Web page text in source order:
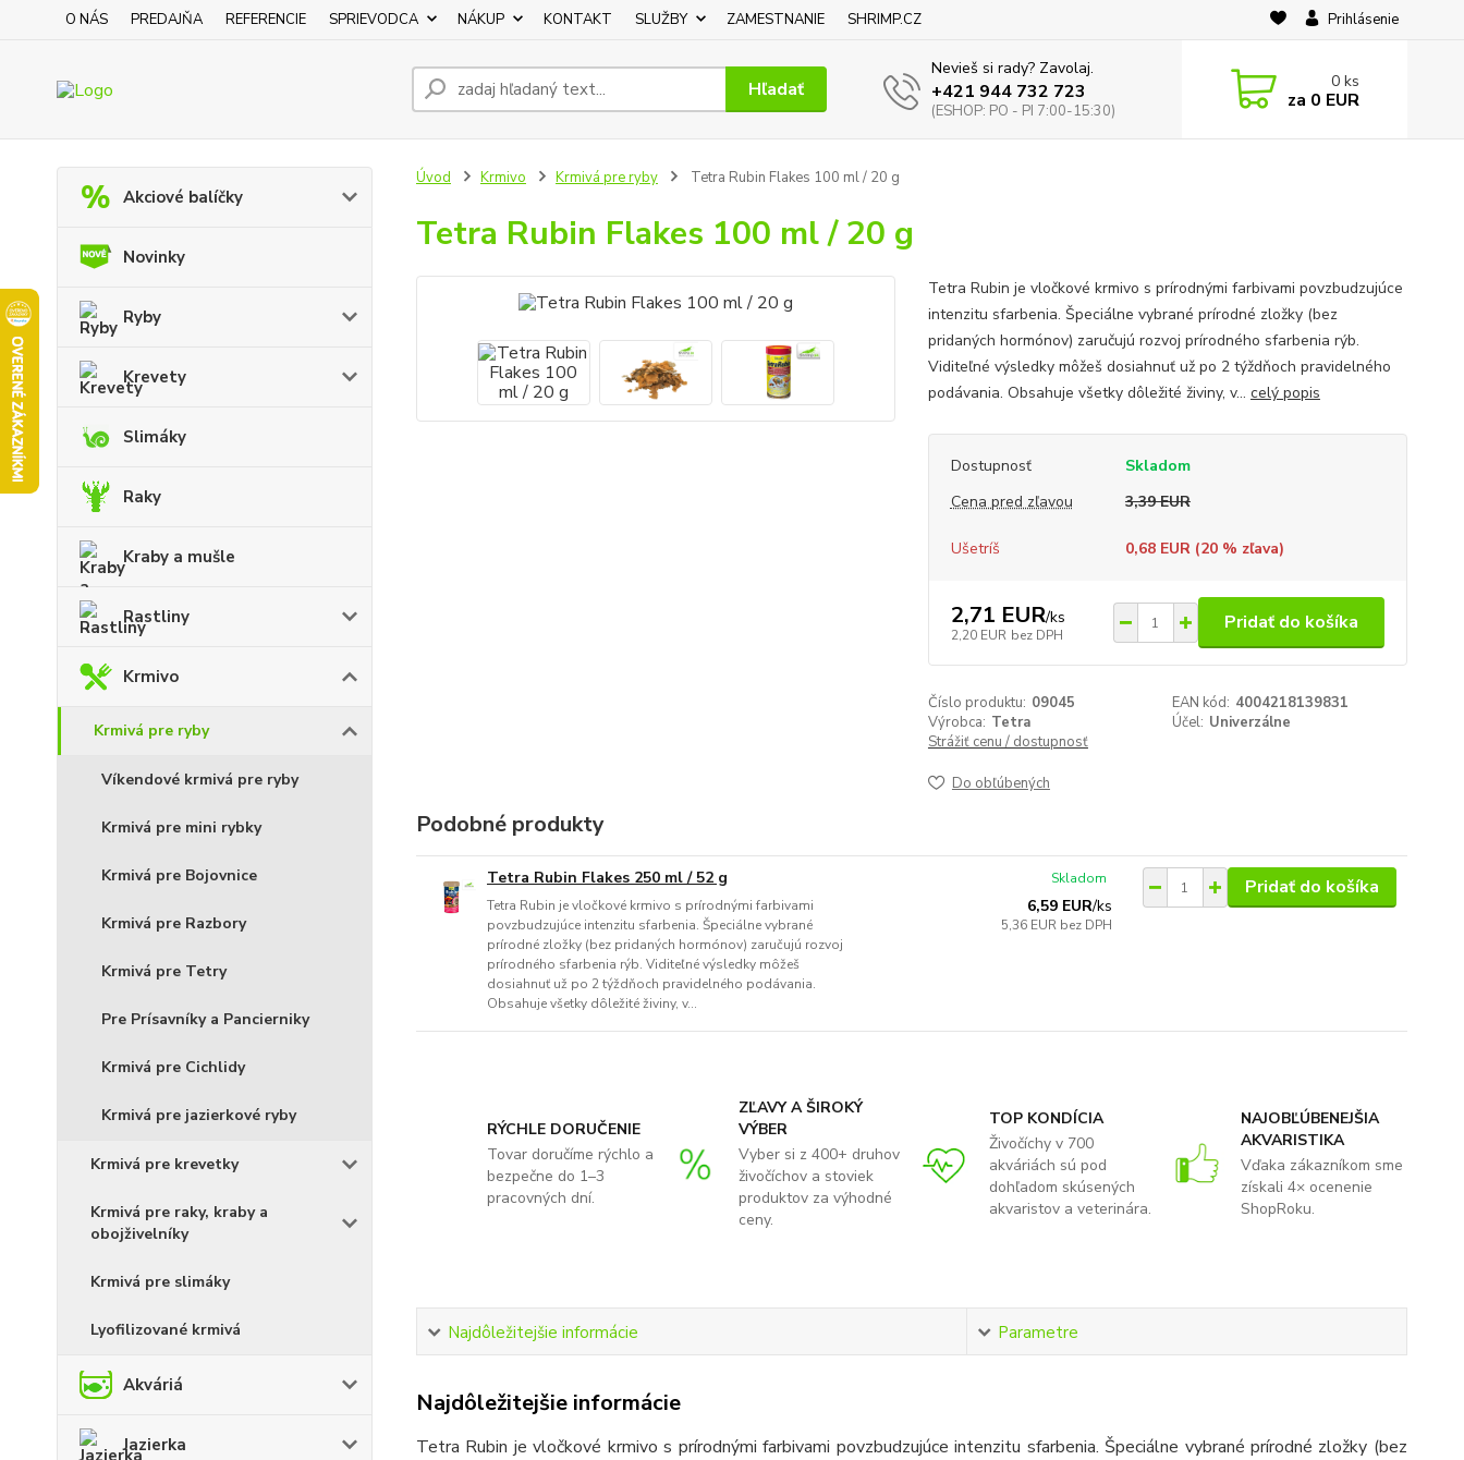
O NÁS PREDAJŇA REFERENCIE SPRIEVODCA NÁKUP KONTAKT SLUŽBY ZAMESTNANIE SHRIMP.CZ Prihlásenie
Hľadať
Nevieš si rady? Zavolaj.
+421 944 732 723
(ESHOP: PO - PI 7:00-15:30)
0 ks
za 0 EUR
Akciové balíčky
Novinky
Ryby
Krevety
Slimáky
Raky
Kraby a mušle
Rastliny
Krmivo
Krmivá pre ryby
Víkendové krmivá pre ryby
Krmivá pre mini rybky
Krmivá pre Bojovnice
Krmivá pre Razbory
Krmivá pre Tetry
Pre Prísavníky a Pancierniky
Krmivá pre Cichlidy
Krmivá pre jazierkové ryby
Krmivá pre krevetky
Krmivá pre raky, kraby a
obojživelníky
Krmivá pre slimáky
Lyofilizované krmivá
Akváriá
Jazierka
Úvod Krmivo Krmivá pre ryby Tetra Rubin Flakes 100 ml / 20 g
Tetra Rubin Flakes 100 ml / 20 g
Tetra Rubin je vločkové krmivo s prírodnými farbivami povzbudzujúce
intenzitu sfarbenia. Špeciálne vybrané prírodné zložky (bez
pridaných hormónov) zaručujú rozvoj prírodného sfarbenia rýb.
Viditeľné výsledky môžeš dosiahnuť už po 2 týždňoch pravidelného
podávania. Obsahuje všetky dôležité živiny, v... celý popis
Dostupnosť
Skladom
Cena pred zľavou
3,39 EUR
Ušetríš 0,68 EUR (20% zľava)
2,71 EUR/ks
2,20 EUR bez DPH
Pridať do košíka
Číslo produktu: 09045 EAN kód: 4004218139831
Výrobca: Tetra Účel: Univerzálne
Strážiť cenu / dostupnosť
Do obľúbených
Podobné produkty
Tetra Rubin Flakes 250 ml / 52 g
Tetra Rubin je vločkové krmivo s prírodnými farbivami
povzbudzujúce intenzitu sfarbenia. Špeciálne vybrané
prírodné zložky (bez pridaných hormónov) zaručujú rozvoj
prírodného sfarbenia rýb. Viditeľné výsledky môžeš
dosiahnuť už po 2 týždňoch pravidelného podávania.
Obsahuje všetky dôležité živiny, v...
6,59 EUR/ks
5,36 EUR bez DPH
Skladom Pridať do košíka
RÝCHLE DORUČENIE
Tovar doručíme rýchlo a
bezpečne do 1–3
pracovných dní.
ZĽAVY A ŠIROKÝ
VÝBER
Vyber si z 400+ druhov
živočíchov a stoviek
produktov za výhodné
ceny.
TOP KONDÍCIA
Živočíchy v 700
akváriách sú pod
dohľadom skúsených
akvaristov a veterinára.
NAJOBĽÚBENEJŠIA
AKVARISTIKA
Vďaka zákazníkom sme
získali 4× ocenenie
ShopRoku.
Najdôležitejšie informácie Parametre
Najdôležitejšie informácie
Tetra Rubin je vločkové krmivo s prírodnými farbivami povzbudzujúce intenzitu sfarbenia. Špeciálne vybrané prírodné zložky (bez